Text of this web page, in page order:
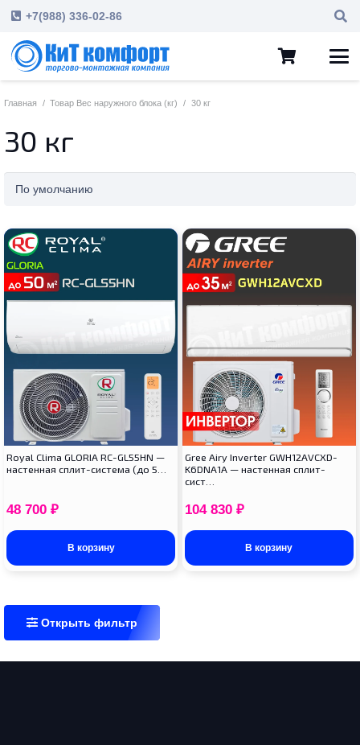
+7(988) 336-02-86
Главная / Товар Вес наружного блока (кг) / 30 кг
30 кг
Royal Clima GLORIA RC-GL55HN —
настенная сплит-система (до 5…
48 700 ₽
В корзину
Gree Airy Inverter GWH12AVCXD-
K6DNA1A — настенная сплит-
сист…
104 830 ₽
В корзину
Открыть фильтр